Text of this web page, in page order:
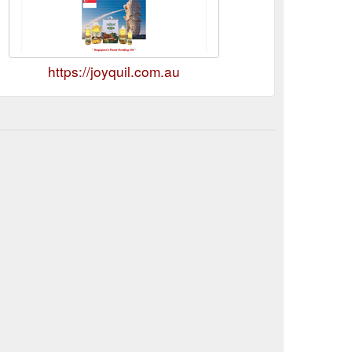
https://joyquil.com.au